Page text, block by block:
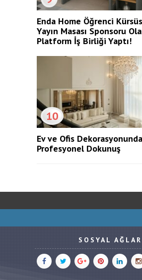
Enda Home Öğrenci
Yayın Masası Sponsoru
Platform İş Birliği Yaptı!
10
Ev ve Ofis Dekorasyonunda
Profesyonel Dokunuş
SOSYAL AĞLAR